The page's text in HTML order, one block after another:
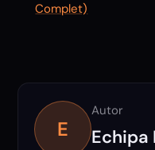
Complet)
E
Autor
Echipa